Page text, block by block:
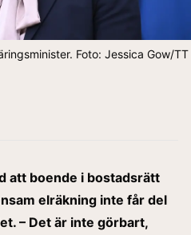
Foto: Jessica Gow/TT
att boende i bostadsrätt
elräkning inte får del
– Det är inte görbart,